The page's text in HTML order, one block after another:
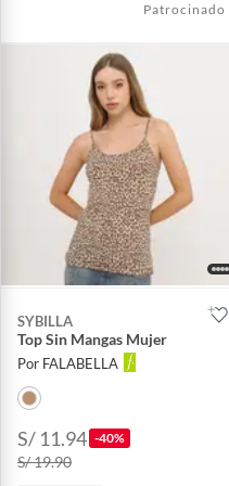
Patrocinado
SYBILLA
Top Sin Mangas Mujer
Por FALABELLA
S/ 11.94 -40%
S/ 19.90